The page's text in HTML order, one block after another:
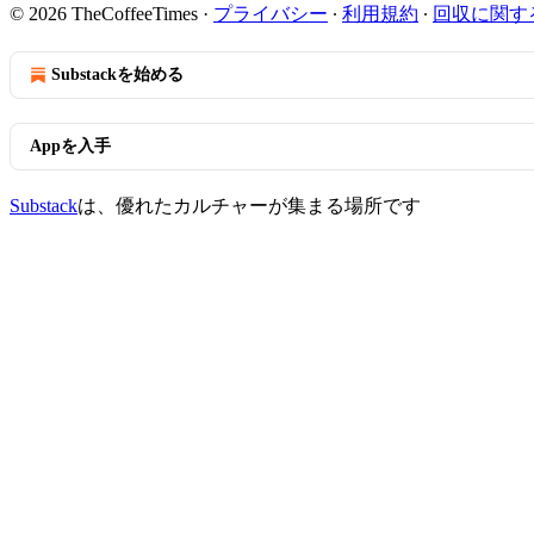
© 2026 TheCoffeeTimes · プライバシー ∙ 利用規約 ∙ 回収に関
Substackを始める
Appを入手
Substackは、優れたカルチャーが集まる場所です